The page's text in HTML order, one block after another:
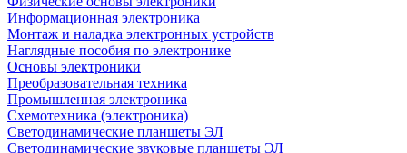
Информационная электроника
Монтаж и наладка электронных устройств
Наглядные пособия по электронике
Основы электроники
Преобразовательная техника
Промышленная электроника
Схемотехника (электроника)
Светодинамические планшеты ЭЛ
Светодинамические звуковые планшеты ЭЛ